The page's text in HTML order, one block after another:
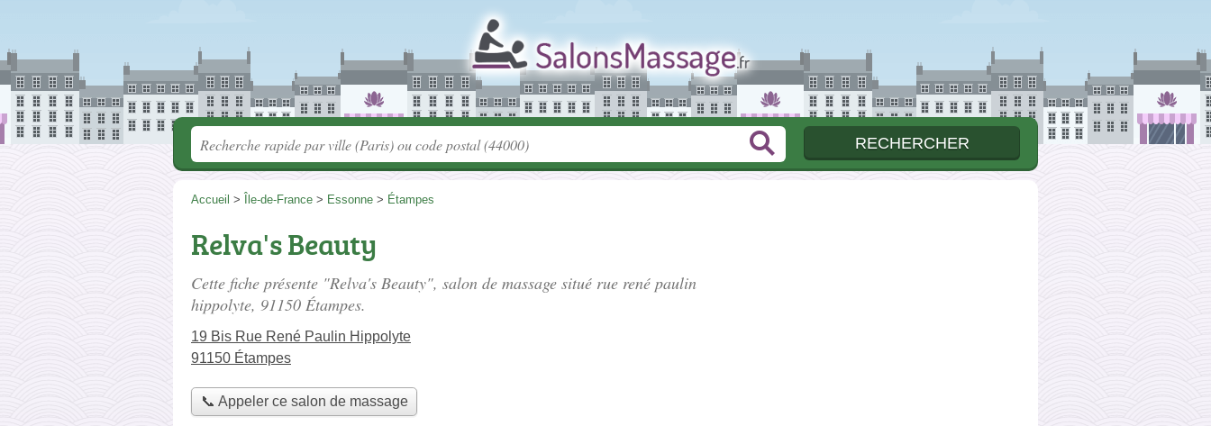
Accueil > Île-de-France > Essonne > Étampes
Relva's Beauty
Cette fiche présente "Relva's Beauty", salon de massage situé rue rené paulin
hippolyte, 91150 Étampes.
19 Bis Rue René Paulin Hippolyte
91150 Étampes
📞 Appeler ce salon de massage